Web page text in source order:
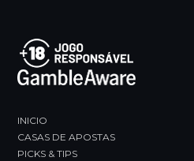
INICIO
CASAS DE APOSTAS
PICKS & TIPS